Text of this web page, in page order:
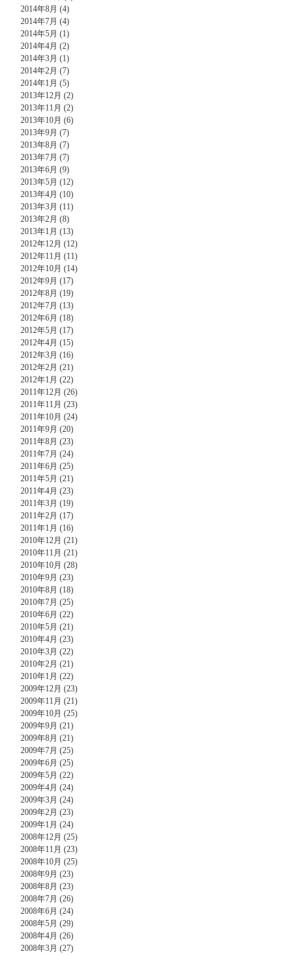
2014年8月 (4)
2014年7月 (4)
2014年5月 (1)
2014年4月 (2)
2014年3月 (1)
2014年2月 (7)
2014年1月 (5)
2013年12月 (2)
2013年11月 (2)
2013年10月 (6)
2013年9月 (7)
2013年8月 (7)
2013年7月 (7)
2013年6月 (9)
2013年5月 (12)
2013年4月 (10)
2013年3月 (11)
2013年2月 (8)
2013年1月 (13)
2012年12月 (12)
2012年11月 (11)
2012年10月 (14)
2012年9月 (17)
2012年8月 (19)
2012年7月 (13)
2012年6月 (18)
2012年5月 (17)
2012年4月 (15)
2012年3月 (16)
2012年2月 (21)
2012年1月 (22)
2011年12月 (26)
2011年11月 (23)
2011年10月 (24)
2011年9月 (20)
2011年8月 (23)
2011年7月 (24)
2011年6月 (25)
2011年5月 (21)
2011年4月 (23)
2011年3月 (19)
2011年2月 (17)
2011年1月 (16)
2010年12月 (21)
2010年11月 (21)
2010年10月 (28)
2010年9月 (23)
2010年8月 (18)
2010年7月 (25)
2010年6月 (22)
2010年5月 (21)
2010年4月 (23)
2010年3月 (22)
2010年2月 (21)
2010年1月 (22)
2009年12月 (23)
2009年11月 (21)
2009年10月 (25)
2009年9月 (21)
2009年8月 (21)
2009年7月 (25)
2009年6月 (25)
2009年5月 (22)
2009年4月 (24)
2009年3月 (24)
2009年2月 (23)
2009年1月 (24)
2008年12月 (25)
2008年11月 (23)
2008年10月 (25)
2008年9月 (23)
2008年8月 (23)
2008年7月 (26)
2008年6月 (24)
2008年5月 (29)
2008年4月 (26)
2008年3月 (27)